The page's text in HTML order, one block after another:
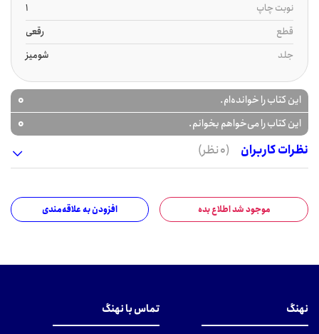
نوبت چاپ
1
قطع
رقعی
جلد
شومیز
این کتاب را خوانده‌ام. 0
این کتاب را می‌خواهم بخوانم.
0
نظرات کاربران
(0 نظر)
موجود شد اطلاع بده افزودن به علاقه‌مندی
نهنگ تماس با نهنگ